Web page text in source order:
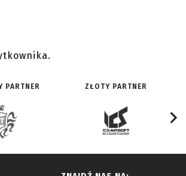
PARTNER ZŁOTY PARTNER